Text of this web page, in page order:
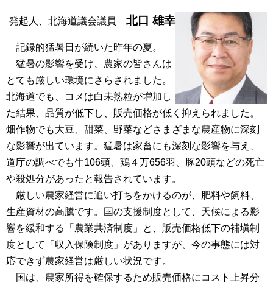
発起人、北海道議会議員 北口 雄幸
記録的猛暑日が続いた昨年の夏。
猛暑の影響を受け、農家の皆さんは
とても厳しい環境にさらされました。
北海道でも、コメは白未熟粒が増加し
た結果、品質が低下し、販売価格が低く抑えられました。
畑作物でも大豆、甜菜、野菜などさまざまな農産物に深刻
な影響が出ています。猛暑は家畜にも深刻な影響を与え、
道庁の調べでも牛106頭、鶏４万656羽、豚20頭などの死亡
や殺処分があったと報告されています。
厳しい農家経営に追い打ちをかけるのが、肥料や飼料、
生産資材の高騰です。国の支援制度として、天候による影
響を緩和する「農業共済制度」と、販売価格低下の補塡制
度として「収入保険制度」がありますが、今の事態には対
応できず農家経営は厳しい状況です。
国は、農家所得を確保するため販売価格にコスト上昇分